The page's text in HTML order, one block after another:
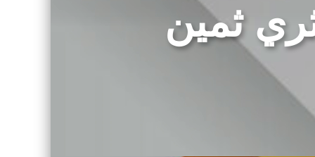
ثمين